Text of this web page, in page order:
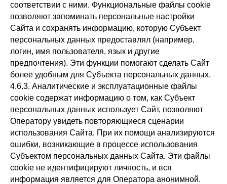
соответствии с ними. Функциональные файлы cookie
позволяют запоминать персональные настройки
Сайта и сохранять информацию, которую Субъект
персональных данных предоставлял (например,
логин, имя пользователя, язык и другие
предпочтения). Эти функции помогают сделать Сайт
более удобным для Субъекта персональных данных.
4.6.3. Аналитические и эксплуатационные файлы
cookie содержат информацию о том, как Субъект
персональных данных использует Сайт, позволяют
Оператору увидеть повторяющиеся сценарии
использования Сайта. При их помощи анализируются
ошибки, возникающие в процессе использования
Субъектом персональных данных Сайта. Эти файлы
cookie не идентифицируют личность, и вся
информация является для Оператора анонимной.